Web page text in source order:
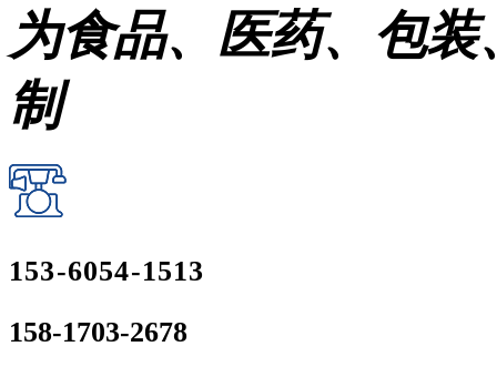
为食品、医药、包
制
153-6054-1513
158-1703-2678